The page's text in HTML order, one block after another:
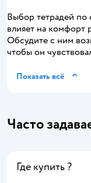
Выбор тетрадей по
влияет на комфорт
Обсудите с ним
чтобы он
Показать всё
Часто
Где купить ?